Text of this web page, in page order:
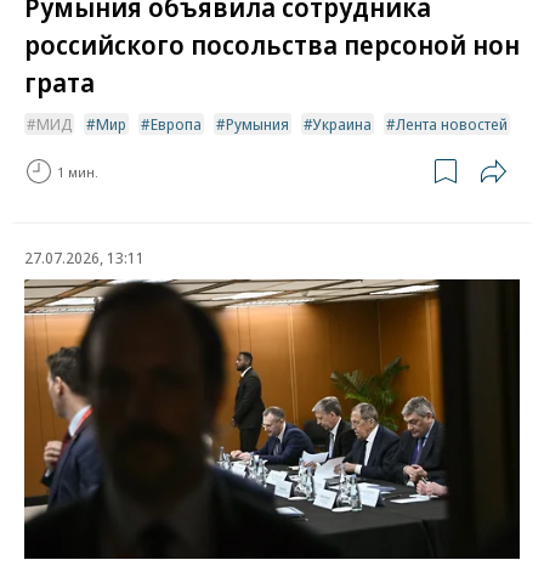
российского посольства персоной нон
грата
МИД Мир Европа Румыния Украина Лента новостей
1 мин.
27.07.2026, 13:11